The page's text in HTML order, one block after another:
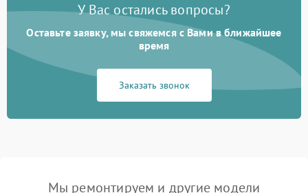
У Вас остались вопросы?
Оставьте заявку, мы свяжемся с Вами в ближайшее
время
Заказать звонок
Мы ремонтируем и другие модели